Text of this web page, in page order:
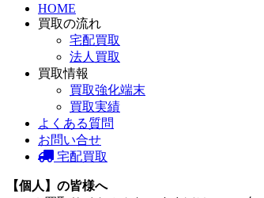
HOME
買取の流れ
宅配買取
法人買取
買取情報
買取強化端末
買取実績
よくある質問
お問い合せ
宅配買取
【個人】の皆様へ